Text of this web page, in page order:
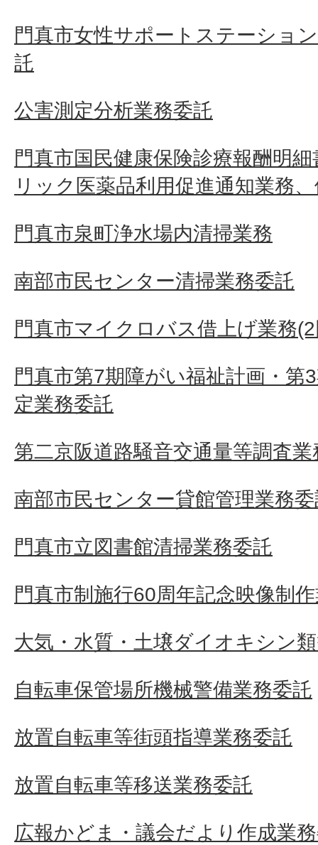
門真市女性サポートステーショ
託
公害測定分析業務委託
門真市国民健康保険診療報酬明
リック医薬品利用促進通知業務
門真市泉町浄水場内清掃業務
南部市民センター清掃業務委託
門真市マイクロバス借上げ業務
門真市第7期障がい福祉計画・第
定業務委託
第二京阪道路騒音交通量等調査業
南部市民センター貸館管理業務
門真市立図書館清掃業務委託
門真市制施行60周年記念映像制
大気・水質・土壌ダイオキシン
自転車保管場所機械警備業務委託
放置自転車等街頭指導業務委託
放置自転車等移送業務委託
広報かどま・議会だより作成業